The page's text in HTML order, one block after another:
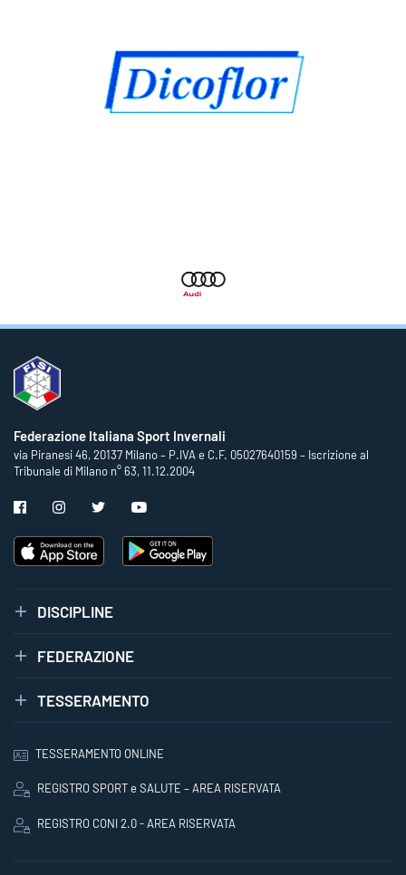
Federazione Italiana Sport Invernali
via Piranesi 46, 20137 Milano – P.IVA e C.F. 05027640159 – Iscrizione al
Tribunale di Milano n° 63, 11.12.2004
DISCIPLINE
FEDERAZIONE
TESSERAMENTO
TESSERAMENTO ONLINE
REGISTRO SPORT e SALUTE – AREA RISERVATA
REGISTRO CONI 2.0 - AREA RISERVATA